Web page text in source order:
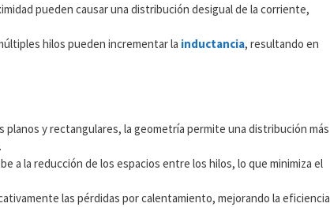
pueden causar una distribución desigual de la corriente,
hilos pueden incrementar la inductancia, resultando en
planos y rectangulares, la geometría permite una distribución más
a la reducción de los espacios entre los hilos, lo que minimiza el
las pérdidas por calentamiento, mejorando la eficiencia